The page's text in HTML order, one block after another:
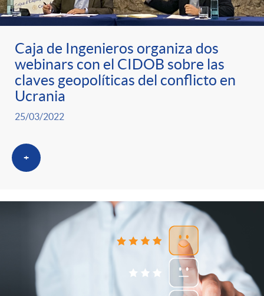
Caja de Ingenieros organiza dos
webinars con el CIDOB sobre las
claves geopolíticas del conflicto en
Ucrania
25/03/2022
+